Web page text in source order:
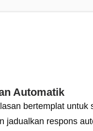
Automatik
bertemplat untuk
jadualkan respons